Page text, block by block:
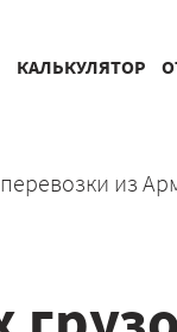
КАЛЬКУЛЯТОР
из